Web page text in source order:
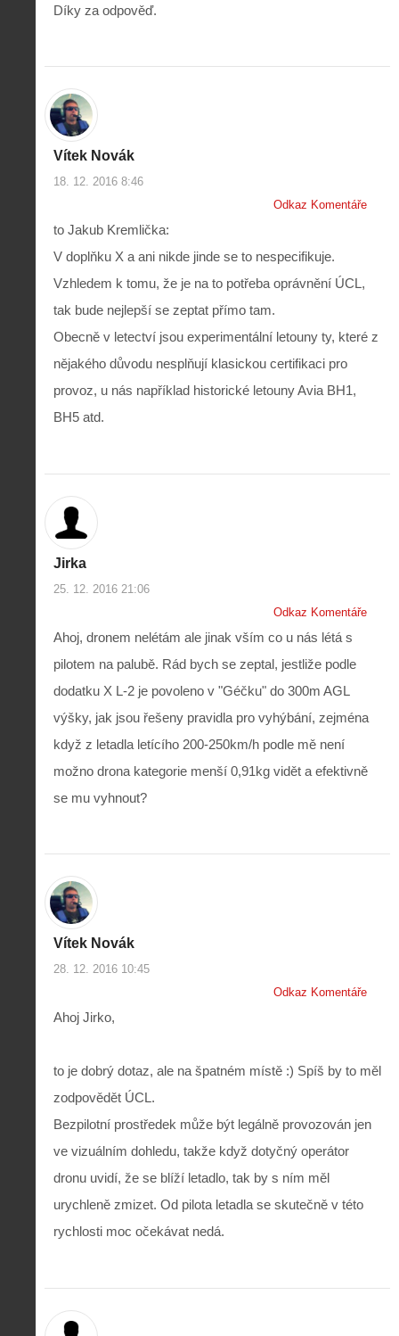
Díky za odpověď.
Vítek Novák
18. 12. 2016 8:46
Odkaz Komentáře
to Jakub Kremlička:
V doplňku X a ani nikde jinde se to nespecifikuje.
Vzhledem k tomu, že je na to potřeba oprávnění ÚCL,
tak bude nejlepší se zeptat přímo tam.
Obecně v letectví jsou experimentální letouny ty, které z
nějakého důvodu nesplňují klasickou certifikaci pro
provoz, u nás například historické letouny Avia BH1,
BH5 atd.
Jirka
25. 12. 2016 21:06
Odkaz Komentáře
Ahoj, dronem nelétám ale jinak vším co u nás létá s
pilotem na palubě. Rád bych se zeptal, jestliže podle
dodatku X L-2 je povoleno v "Géčku" do 300m AGL
výšky, jak jsou řešeny pravidla pro vyhýbání, zejména
když z letadla letícího 200-250km/h podle mě není
možno drona kategorie menší 0,91kg vidět a efektivně
se mu vyhnout?
Vítek Novák
28. 12. 2016 10:45
Odkaz Komentáře
Ahoj Jirko,
to je dobrý dotaz, ale na špatném místě :) Spíš by to měl
zodpovědět ÚCL.
Bezpilotní prostředek může být legálně provozován jen
ve vizuálním dohledu, takže když dotyčný operátor
dronu uvidí, že se blíží letadlo, tak by s ním měl
urychleně zmizet. Od pilota letadla se skutečně v této
rychlosti moc očekávat nedá.